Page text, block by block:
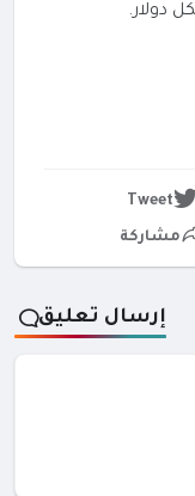
Tweet
مشاركة
إرسال تعليق